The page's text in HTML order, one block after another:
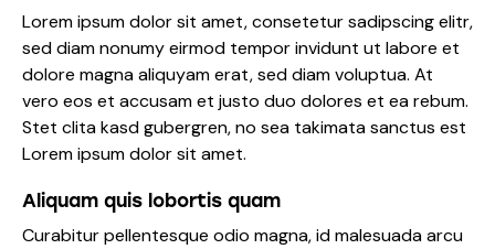
Lorem ipsum dolor sit amet, consetetur sadipscing elitr,
sed diam nonumy eirmod tempor invidunt ut labore et
dolore magna aliquyam erat, sed diam voluptua. At
vero eos et accusam et justo duo dolores et ea rebum.
Stet clita kasd gubergren, no sea takimata sanctus est
Lorem ipsum dolor sit amet.
Aliquam quis lobortis quam
Curabitur pellentesque odio magna, id malesuada arcu